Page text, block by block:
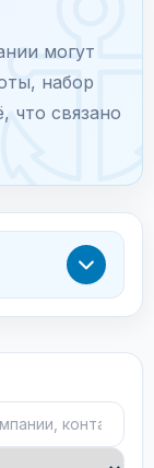
могут
набор
что связано